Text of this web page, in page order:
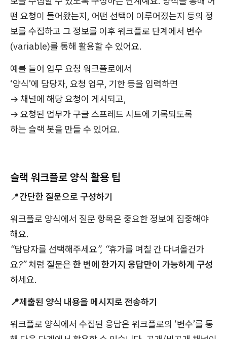
떤 요청이 들어왔는지, 어떤 선택이 이루어졌는지 등의 정
보를 수집하고 그 정보를 이후 워크플로 단계에서 변수
(variable)를 통해 활용할 수 있어요.
예를 들어 업무 요청 워크플로에서
‘양식’에 담당자, 요청 업무, 기한 등을 입력하면
→ 채널에 해당 요청이 게시되고,
→ 요청된 업무가 구글 스프레드 시트에 기록되도록
하는 슬랙 봇을 만들 수 있어요.
슬랙 워크플로 양식 활용 팁
📍간단한 질문으로 구성하기
워크플로 양식에서 질문 항목은 중요한 정보에 집중해야
해요.
“담당자를 선택해주세요”, “휴가를 며칠 간 다녀올건가
요?”처럼 질문은 한 번에 한가지 응답만이 가능하게 구성
하세요.
📍제출된 양식 내용을 메시지로 전송하기
워크플로 양식에서 수집된 응답은 워크플로의 ‘변수’를 통